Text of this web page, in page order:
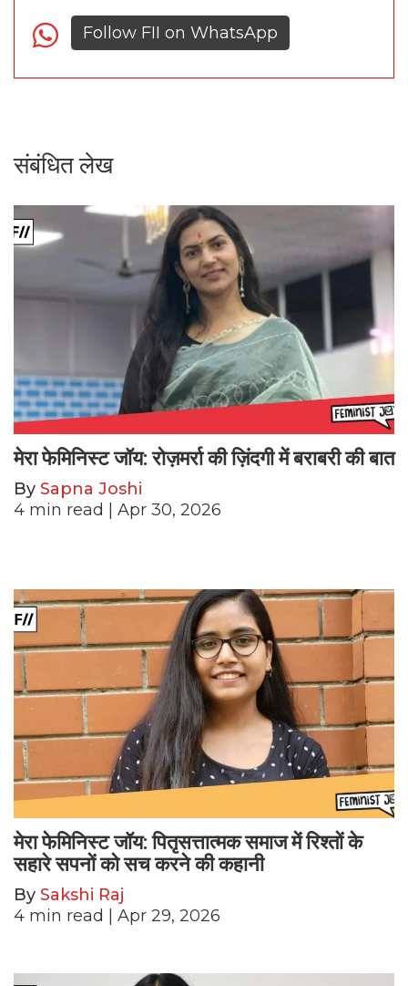
Follow FII on WhatsApp
संबंधित लेख
मेरा फेमिनिस्ट जॉय: रोज़मर्रा की ज़िंदगी में बराबरी की बात
By Sapna Joshi
4 min read | Apr 30, 2026
मेरा फेमिनिस्ट जॉय: पितृसत्तात्मक समाज में रिश्तों के
सहारे सपनों को सच करने की कहानी
By Sakshi Raj
4 min read | Apr 29, 2026